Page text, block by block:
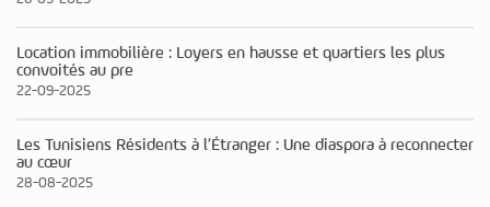
Location immobilière : Loyers en hausse et quartiers les plus
convoités au pre
22-09-2025
Les Tunisiens Résidents à l’Étranger : Une diaspora à reconnecter
au cœur
28-08-2025